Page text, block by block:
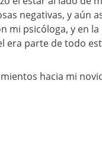
negativas, y aún
mi psicóloga, y en
era parte de todo
hacia mi